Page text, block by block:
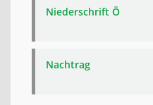
Niederschrift Ö
Nachtrag